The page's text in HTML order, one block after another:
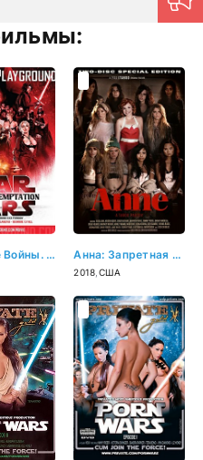
Звёздные Войны. Последнее Искушение (2018) Анна: Запретная Пародия (2018)
2018 США